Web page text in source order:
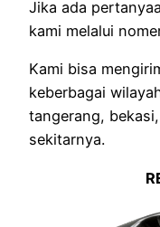
Jika ada
kami melalui
Kami bisa
keberbagai
tangerang,
sekitarnya.